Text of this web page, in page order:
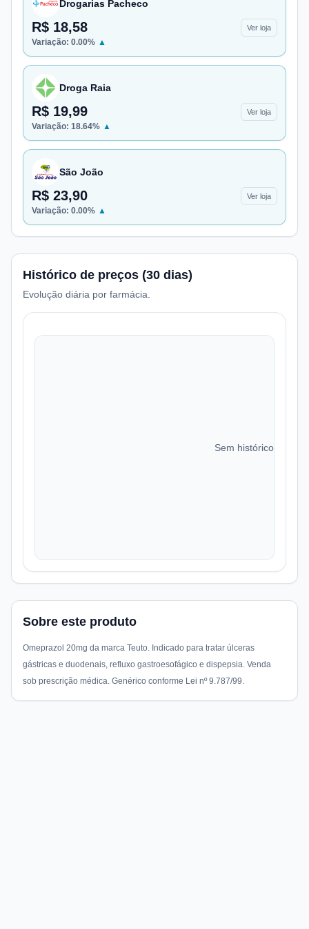
Drogarias Pacheco
R$ 18,58 Ver loja
Variação: 0.00% ▲
Droga Raia
R$ 19,99 Ver loja
Variação: 18.64% ▲
São João
R$ 23,90 Ver loja
Variação: 0.00% ▲
Histórico de preços (30 dias)
Evolução diária por farmácia.
Sem histórico de
Sobre este produto
Omeprazol 20mg da marca Teuto. Indicado para tratar úlceras
gástricas e duodenais, refluxo gastroesofágico e dispepsia. Venda
sob prescrição médica. Genérico conforme Lei nº 9.787/99.